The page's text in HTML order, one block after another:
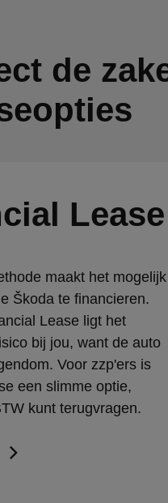
de
Lease
maakt het mogelijk
Škoda te financieren.
Lease ligt het
bij jou, want de auto
Voor zzp'ers is
een slimme optie,
kunt terugvragen.